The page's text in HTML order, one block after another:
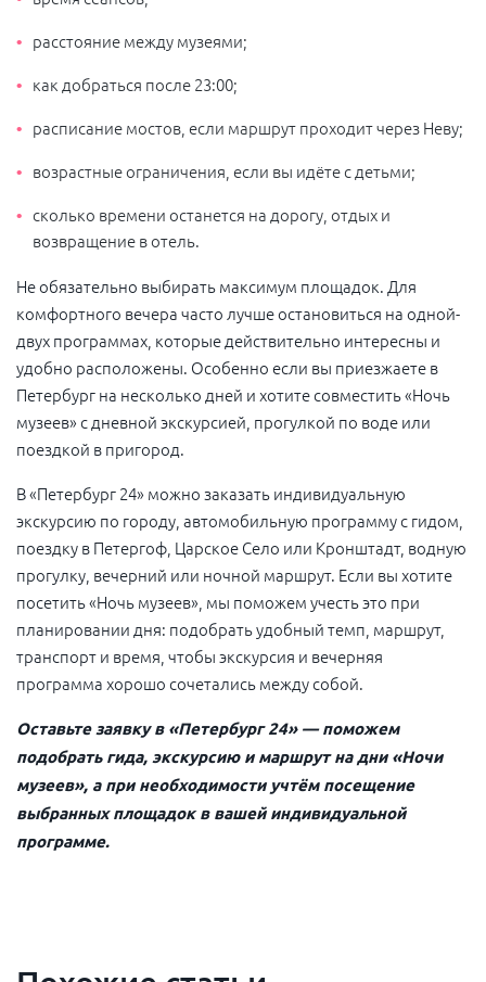
расстояние между музеями;
как добраться после 23:00;
расписание мостов, если маршрут проходит через Неву;
возрастные ограничения, если вы идёте с детьми;
сколько времени останется на дорогу, отдых и
возвращение в отель.
Не обязательно выбирать максимум площадок. Для
комфортного вечера часто лучше остановиться на одной-
двух программах, которые действительно интересны и
удобно расположены. Особенно если вы приезжаете в
Петербург на несколько дней и хотите совместить «Ночь
музеев» с дневной экскурсией, прогулкой по воде или
поездкой в пригород.
В «Петербург 24» можно заказать индивидуальную
экскурсию по городу, автомобильную программу с гидом,
поездку в Петергоф, Царское Село или Кронштадт, водную
прогулку, вечерний или ночной маршрут. Если вы хотите
посетить «Ночь музеев», мы поможем учесть это при
планировании дня: подобрать удобный темп, маршрут,
транспорт и время, чтобы экскурсия и вечерняя
программа хорошо сочетались между собой.
Оставьте заявку в «Петербург 24» — поможем
подобрать гида, экскурсию и маршрут на дни «Ночи
музеев», а при необходимости учтём посещение
выбранных площадок в вашей индивидуальной
программе.